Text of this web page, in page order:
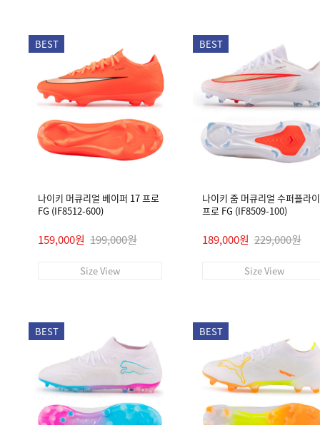
BEST
나이키 머큐리얼 베이퍼 17 프로
FG (IF8512-600)
159,000원 199,000원
Size View
BEST
나이키 줌 머큐리얼 수퍼플라
프로 FG (IF8509-100)
189,000원 229,000원
Size View
BEST BEST